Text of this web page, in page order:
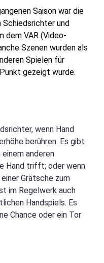
Saison war die
Schiedsrichter und
dem VAR (Video-
Szenen wurden als
Spielen für
gezeigt wurde.
wenn Hand
berühren. Es gibt
einem anderen
Hand trifft; oder wenn
Grätsche zum
im Regelwerk auch
Handspiels. Es
Chance oder ein Tor